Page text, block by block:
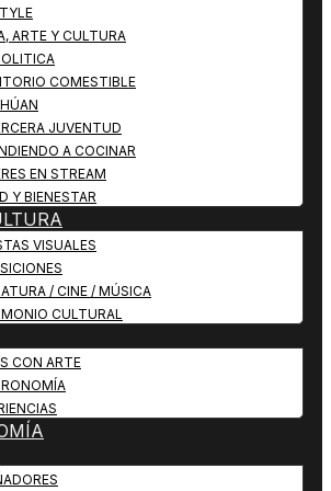
ARTE Y CULTURA
COMESTIBLE
JUVENTUD
A COCINAR
EN STREAM
Y BIENESTAR
VISUALES
/ CINE / MÚSICA
CULTURAL
CON ARTE